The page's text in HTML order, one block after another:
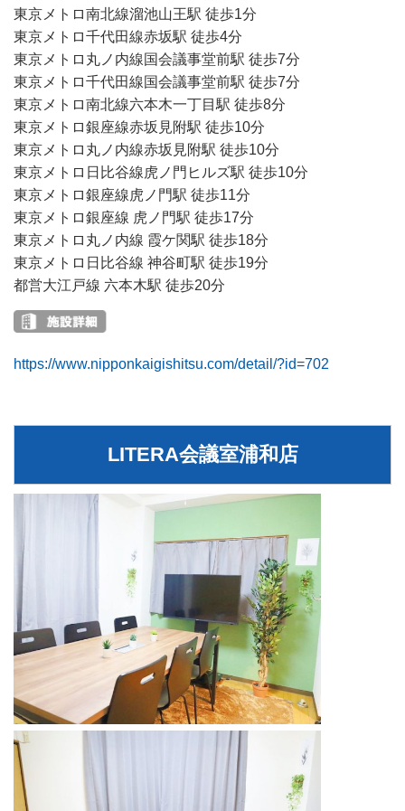
東京メトロ南北線溜池山王駅 徒歩1分
東京メトロ千代田線赤坂駅 徒歩4分
東京メトロ丸ノ内線国会議事堂前駅 徒歩7分
東京メトロ千代田線国会議事堂前駅 徒歩7分
東京メトロ南北線六本木一丁目駅 徒歩8分
東京メトロ銀座線赤坂見附駅 徒歩10分
東京メトロ丸ノ内線赤坂見附駅 徒歩10分
東京メトロ日比谷線虎ノ門ヒルズ駅 徒歩10分
東京メトロ銀座線虎ノ門駅 徒歩11分
東京メトロ銀座線 虎ノ門駅 徒歩17分
東京メトロ丸ノ内線 霞ケ関駅 徒歩18分
東京メトロ日比谷線 神谷町駅 徒歩19分
都営大江戸線 六本木駅 徒歩20分
https://www.nipponkaigishitsu.com/detail/?id=702
LITERA会議室浦和店